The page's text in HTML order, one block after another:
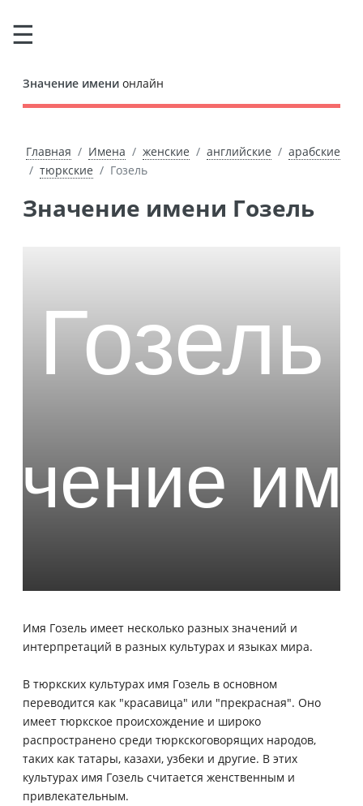
Значение имени онлайн
Главная Имена женские английские
арабские
тюркские
Гозель
Значение имени Гозель
Имя Гозель имеет несколько разных значений и
интерпретаций в разных культурах и языках мира.
В тюркских культурах имя Гозель в основном
переводится как "красавица" или "прекрасная". Оно
имеет тюркское происхождение и широко
распространено среди тюркскоговорящих народов,
таких как татары, казахи, узбеки и другие. В этих
культурах имя Гозель считается женственным и
привлекательным.